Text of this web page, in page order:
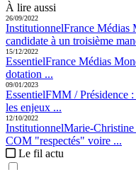
À lire aussi
26/09/2022
InstitutionnelFrance Médias
candidate à un troisième
15/12/2022
EssentielFrance Médias
dotation ...
09/01/2023
EssentielFMM / Présidence :
les enjeux ...
12/10/2022
InstitutionnelMarie-Christine
COM "respectés" voire ...
Le fil actu